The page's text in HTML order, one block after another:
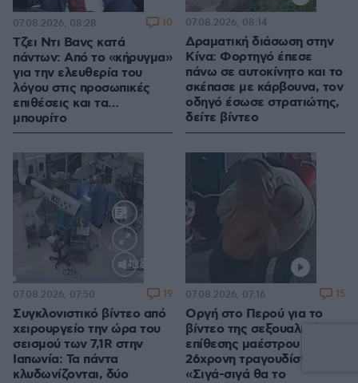
Τζει Ντι Βανς κατά
πάντων: Από το «κήρυγμα»
για την ελευθερία του
λόγου στις προσωπικές
επιθέσεις και τα…
μπουρίτο
07.08.2026, 08:28 10
Δραματική διάσωση στην
Κίνα: Φορτηγό έπεσε
πάνω σε αυτοκίνητο και το
σκέπασε με κάρβουνα, τον
οδηγό έσωσε στρατιώτης,
δείτε βίντεο
07.08.2026, 08:14
100.00%
Συγκλονιστικό βίντεο από
χειρουργείο την ώρα του
σεισμού των 7,1R στην
Ιαπωνία: Τα πάντα
κλυδωνίζονται, δύο
07.08.2026, 07:50 19
Οργή στο Περού για το
βίντεο της σεξουαλικής
επίθεσης μαέστρου σε
26χρονη τραγουδίστρια:
«Σιγά-σιγά θα το
07.08.2026, 07:16 15